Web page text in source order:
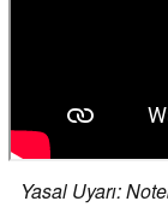
Yasal Uyarı: